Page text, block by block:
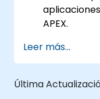
APEX.
de Oracle
aplicación
Aprender
Leer más...
Última